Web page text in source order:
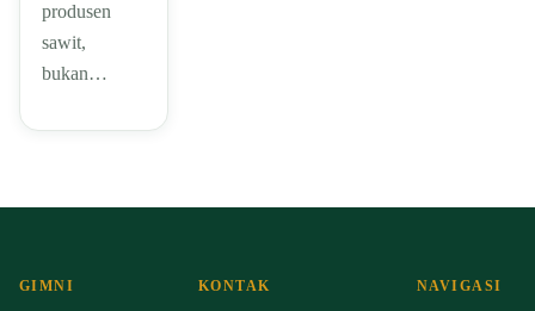
produsen
sawit,
bukan…
GIMNI KONTAK NAVIGASI